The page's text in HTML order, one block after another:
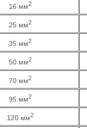
16 мм2
25 мм2
35 мм2
50 мм2
70 мм2
95 мм2
120 мм2